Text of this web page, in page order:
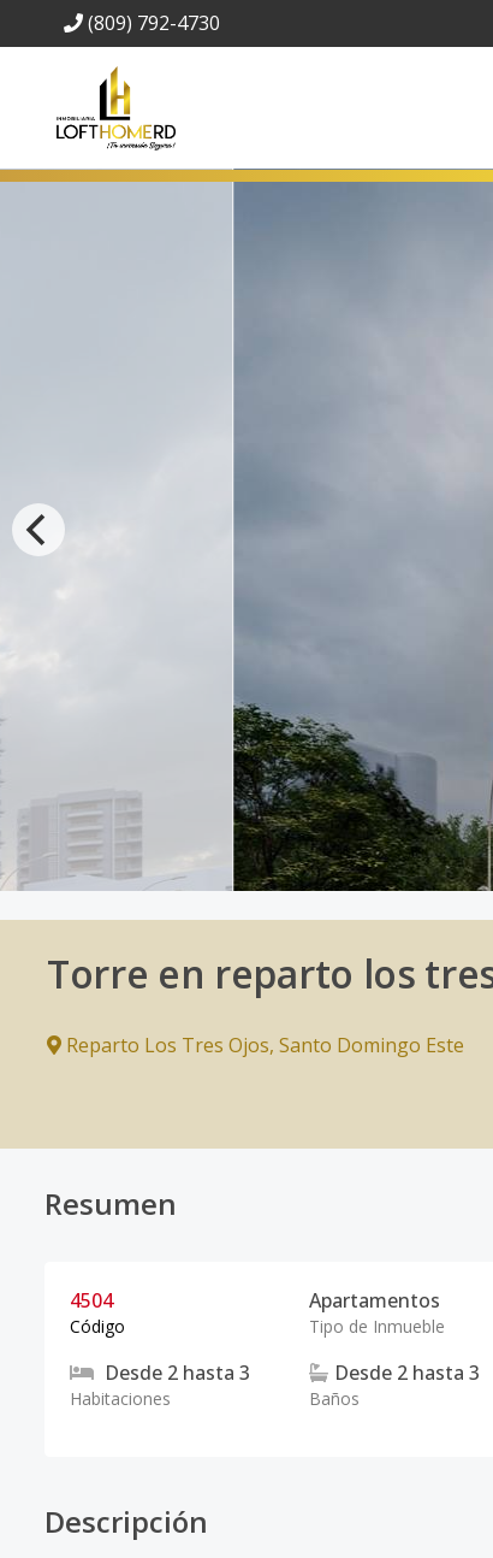
(809) 792-4730
Torre en reparto los
Reparto Los Tres Ojos, Santo Domingo Este
Resumen
4504
Código
Apartamentos
Tipo de Inmueble
Desde 2 hasta 3
Habitaciones
Desde 2hasta 3
Baños
Descripción